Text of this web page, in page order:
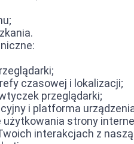
czasowej i lokalizacji;
przeglądarki;
i platforma
użytkowania strony
interakcjach z